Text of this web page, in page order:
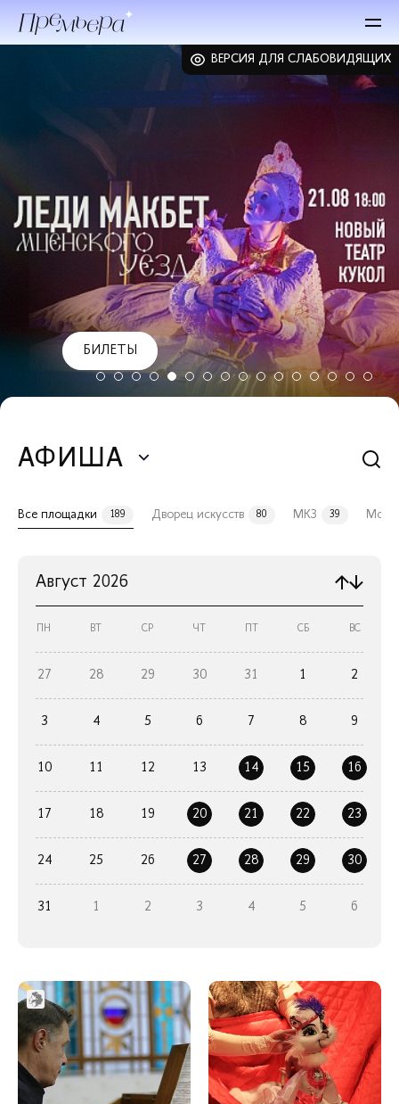
ВЕРСИЯ ДЛЯ СЛАБОВИДЯЩИХ
БИЛЕТЫ
АФИША
Все площадки 189 Дворец искусств 80 МКЗ 39
Август 2026
ПН ВТ СР ЧТ СБ ВС
27 28 29 30 31 1 2
3 4 5 6 7 8 9
10 11 12 13 14 15 16
17 18 19 20 21 22 23
24 25 26 27 28 29 30
31 1 2 3 4 5 6